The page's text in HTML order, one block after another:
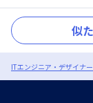
似
ITエンジニア・デザイナ